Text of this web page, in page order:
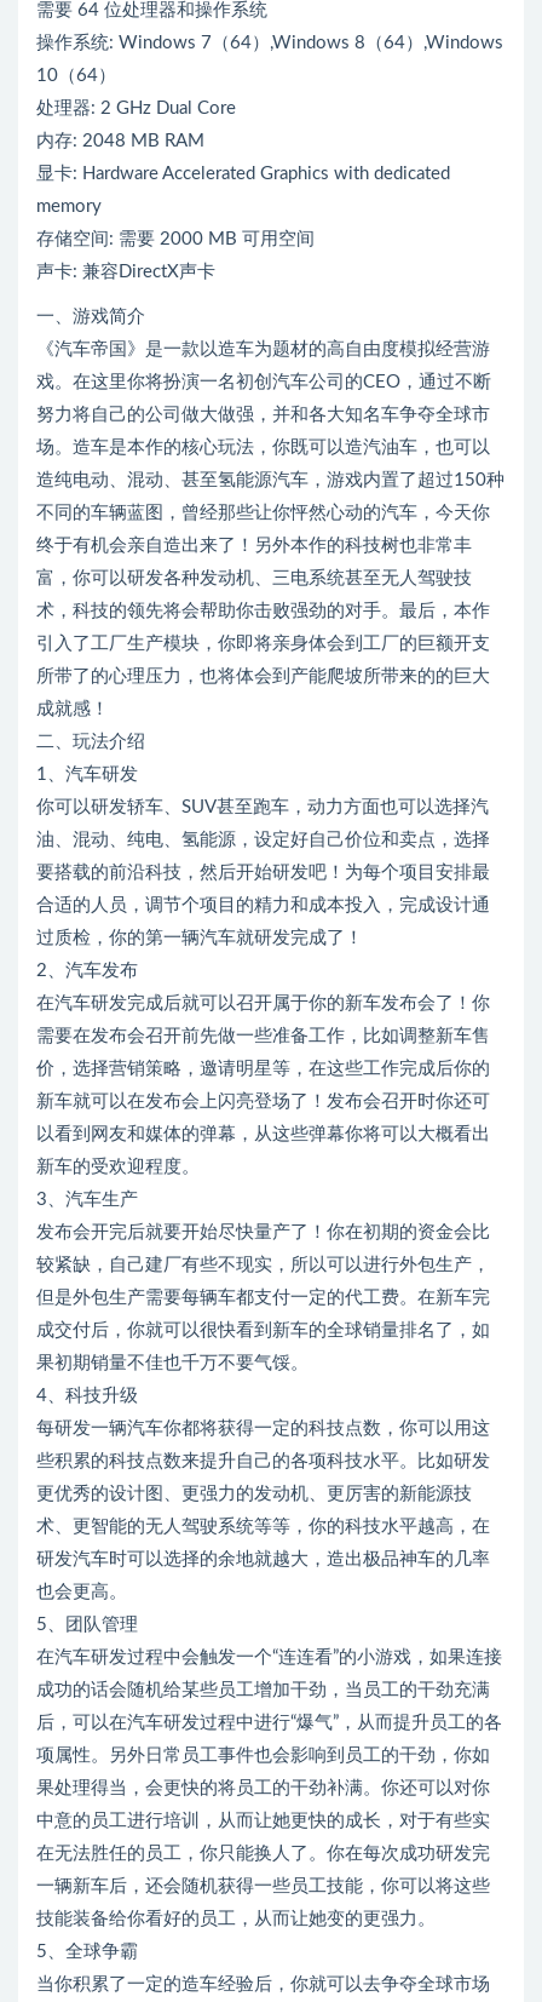
需要 64 位处理器和操作系统
操作系统: Windows 7（64）,Windows 8（64）,Windows
10（64）
处理器: 2 GHz Dual Core
内存: 2048 MB RAM
显卡: Hardware Accelerated Graphics with dedicated
memory
存储空间: 需要 2000 MB 可用空间
声卡: 兼容DirectX声卡
一、游戏简介
《汽车帝国》是一款以造车为题材的高自由度模拟经营游
戏。在这里你将扮演一名初创汽车公司的CEO，通过不断
努力将自己的公司做大做强，并和各大知名车争夺全球市
场。造车是本作的核心玩法，你既可以造汽油车，也可以
造纯电动、混动、甚至氢能源汽车，游戏内置了超过150种
不同的车辆蓝图，曾经那些让你怦然心动的汽车，今天你
终于有机会亲自造出来了！另外本作的科技树也非常丰
富，你可以研发各种发动机、三电系统甚至无人驾驶技
术，科技的领先将会帮助你击败强劲的对手。最后，本作
引入了工厂生产模块，你即将亲身体会到工厂的巨额开支
所带了的心理压力，也将体会到产能爬坡所带来的的巨大
成就感！
二、玩法介绍
1、汽车研发
你可以研发轿车、SUV甚至跑车，动力方面也可以选择汽
油、混动、纯电、氢能源，设定好自己价位和卖点，选择
要搭载的前沿科技，然后开始研发吧！为每个项目安排最
合适的人员，调节个项目的精力和成本投入，完成设计通
过质检，你的第一辆汽车就研发完成了！
2、汽车发布
在汽车研发完成后就可以召开属于你的新车发布会了！你
需要在发布会召开前先做一些准备工作，比如调整新车售
价，选择营销策略，邀请明星等，在这些工作完成后你的
新车就可以在发布会上闪亮登场了！发布会召开时你还可
以看到网友和媒体的弹幕，从这些弹幕你将可以大概看出
新车的受欢迎程度。
3、汽车生产
发布会开完后就要开始尽快量产了！你在初期的资金会比
较紧缺，自己建厂有些不现实，所以可以进行外包生产，
但是外包生产需要每辆车都支付一定的代工费。在新车完
成交付后，你就可以很快看到新车的全球销量排名了，如
果初期销量不佳也千万不要气馁。
4、科技升级
每研发一辆汽车你都将获得一定的科技点数，你可以用这
些积累的科技点数来提升自己的各项科技水平。比如研发
更优秀的设计图、更强力的发动机、更厉害的新能源技
术、更智能的无人驾驶系统等等，你的科技水平越高，在
研发汽车时可以选择的余地就越大，造出极品神车的几率
也会更高。
5、团队管理
在汽车研发过程中会触发一个“连连看”的小游戏，如果连接
成功的话会随机给某些员工增加干劲，当员工的干劲充满
后，可以在汽车研发过程中进行“爆气”，从而提升员工的各
项属性。另外日常员工事件也会影响到员工的干劲，你如
果处理得当，会更快的将员工的干劲补满。你还可以对你
中意的员工进行培训，从而让她更快的成长，对于有些实
在无法胜任的员工，你只能换人了。你在每次成功研发完
一辆新车后，还会随机获得一些员工技能，你可以将这些
技能装备给你看好的员工，从而让她变的更强力。
5、全球争霸
当你积累了一定的造车经验后，你就可以去争夺全球市场